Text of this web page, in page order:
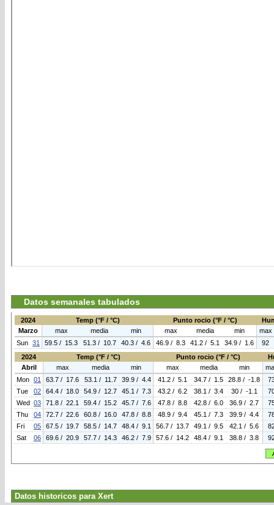
Datos semanales tabulados
2024 Temp (°F / °C) Punto rocio (°F / °C)
Marzo
max media min max media min
max
Sun 31 59.5 / 15.3 51.3 / 10.7 40.3 / 4.6 46.9 / 8.3 41.2 / 5.1 34.9 / 1.6
92
2024
Temp (°F / °C) Punto rocio (°F / °C)
Abril
max media min max media min
Mon 01 63.7 / 17.6 53.1 / 11.7 39.9 / 4.4 41.2 / 5.1 34.7 / 1.5 28.8 / -1.8
Tue
02 64.4 / 18.0 54.9 / 12.7 45.1 / 7.3 43.2 / 6.2 38.1 / 3.4 30 / -1.1
Wed 03 71.8 / 22.1 59.4 / 15.2 45.7 / 7.6 47.8 / 8.8 42.8 / 6.0 36.9 / 2.7
Thu
04 72.7 / 22.6 60.8 / 16.0 47.8 / 8.8 48.9 / 9.4 45.1 / 7.3 39.9 / 4.4
Fri
05 67.5 / 19.7 58.5 / 14.7 48.4 / 9.1 56.7 / 13.7 49.1 / 9.5 42.1 / 5.6
Sat
06 69.6 / 20.9 57.7 / 14.3 46.2 / 7.9 57.6 / 14.2 48.4 / 9.1 38.8 / 3.8
Datos historicos para Xert